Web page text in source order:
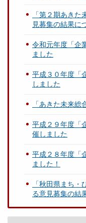
「第２期あき
見募集の結果に
令和元年度「企
ました
平成３０年度「
しました
「あきた未来
平成２９年度「
催しました
平成２８年度「
ました！
「秋田県まち
る意見募集の結